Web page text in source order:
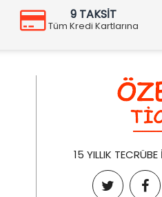
9 TAKSİT
Tüm Kredi Kartlarına
15 YILLIK